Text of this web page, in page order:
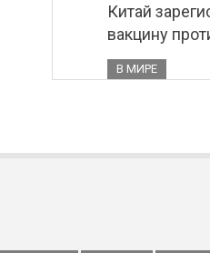
Китай
вакцину
В МИРЕ